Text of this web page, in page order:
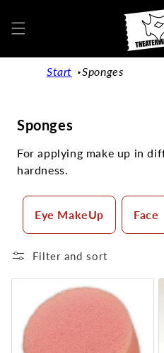
content
Start Sponges
C
t
e
g
y
Sponges
For applying make up in
hardness.
Eye MakeUp Face
Filter and sort